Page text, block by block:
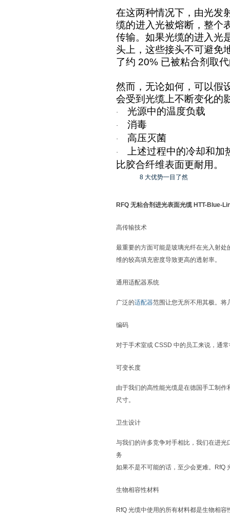
在这两种情况下，由光发
缆的进入光被熔断，整个
传输。如果光缆的进入光
头上，这些接头不可避免
了约 20% 已被粘合剂取
然而，无论如何，可以假
会受到光缆上不断变化的
· 光源中的温度负载
· 消毒
· 高压灭菌
·
上述过程中的冷却和加
比胶合纤维表面更耐用。
8 大优势一目了然
RFQ 无粘合剂进光表面光缆 HTT-Blue-
高传输技术
最重要的方面可能是玻璃光纤在光入射处
维的较高填充密度导致更高的透射率。
通用适配器系统
广泛的适配器范围让您无所不用其极。将
编码
对于手术室或 CSSD 中的员工来说，通
可变长度
由于我们的高性能光缆是在德国手工制
尺寸。
卫生设计
与我们的许多竞争对手相比，我们在进
务
如果不是不可能的话，至少会更难。
RfQ
生物相容性材料
RfQ 光缆中使用的所有材料都是生物相容